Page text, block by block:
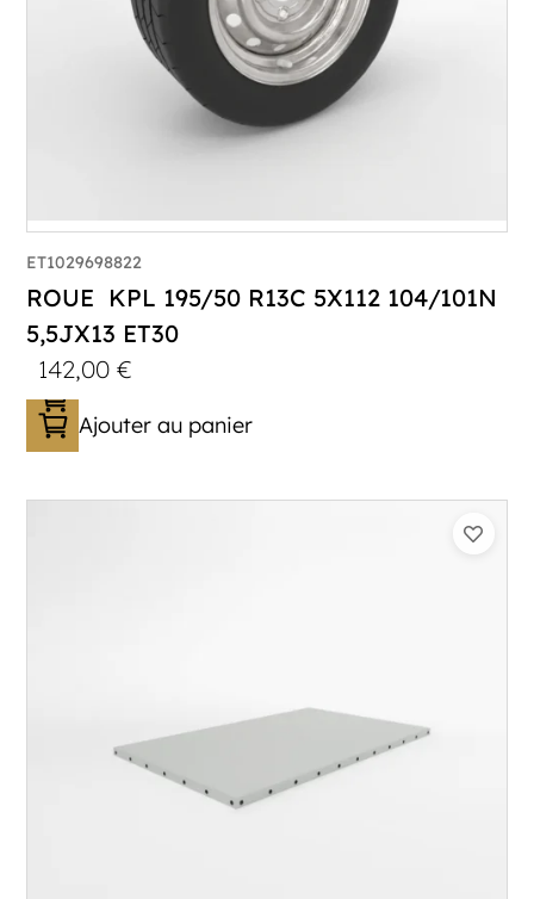
ET1029698822
ROUE KPL 195/50 R13C 5X112 104/101N
5,5JX13 ET30
142,00€
Ajouter au panier